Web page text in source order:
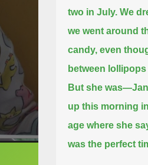
two in July. We
we went around
candy, even
between
But she
up this morning
age where she
was the perfect